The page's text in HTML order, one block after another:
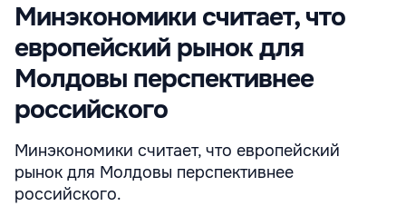
Минэкономики считает, что
европейский рынок для
Молдовы перспективнее
российского
Минэкономики считает, что европейский
рынок для Молдовы перспективнее
российского.